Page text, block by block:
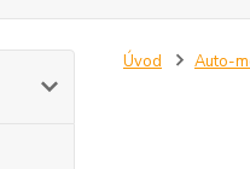
Úvod Auto-